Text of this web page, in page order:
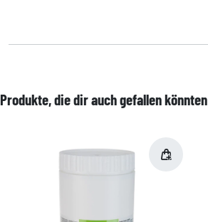
Produkte, die dir auch gefallen könnten